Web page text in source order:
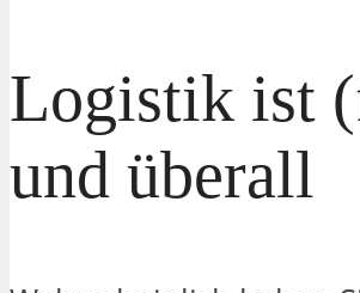
Logistik ist
und überall